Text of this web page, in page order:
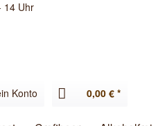
14 Uhr
Konto 0,00 € *